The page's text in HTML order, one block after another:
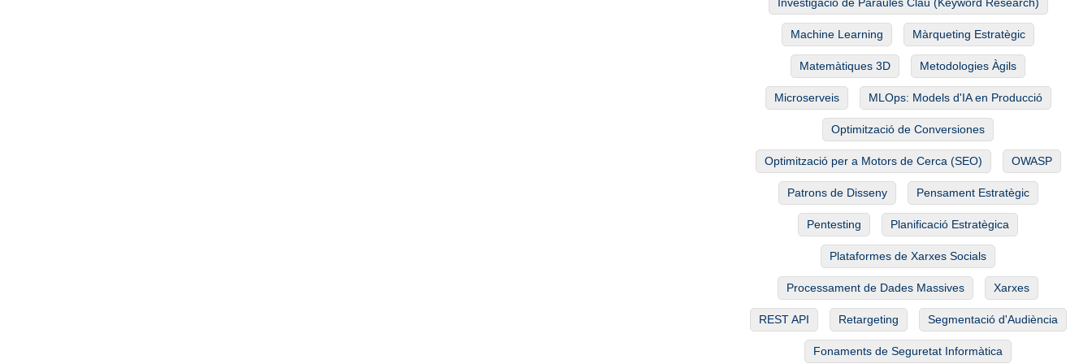
Machine Learning Màrqueting Estratègic
Matemàtiques 3D Metodologies Àgils
Microserveis MLOps: Models d'IA en Producció
Optimització de Conversiones
Optimització per a Motors de Cerca (SEO) OWASP
Patrons de Disseny Pensament Estratègic
Pentesting Planificació Estratègica
Plataformes de Xarxes Socials
Processament de Dades Massives Xarxes
REST API Retargeting Segmentació d'Audiència
Fonaments de Seguretat Informàtica